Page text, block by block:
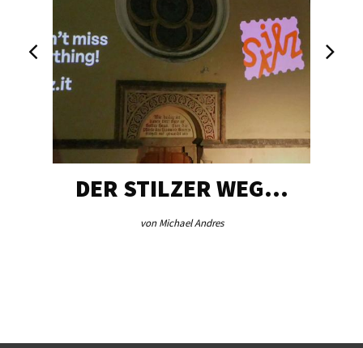
DER STILZER WEG…
von Michael Andres